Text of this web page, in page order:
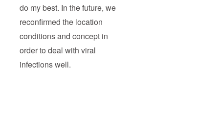
do my best. In the future, we
reconfirmed the location
conditions and concept in
order to deal with viral
infections well.